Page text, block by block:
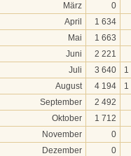
März
0
April
1 634
Mai
1 663
Juni
2 221
Juli
3 640
1
August
4 194
1
September
2 492
Oktober
1 712
November
0
Dezember
0